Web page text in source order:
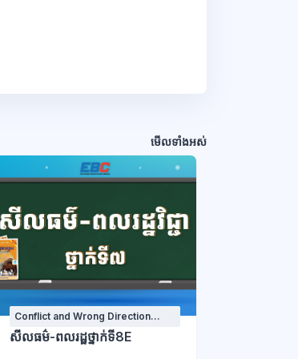
មើលទាំងអស់
Conflict and Wrong Direction
Courses
សីលធម៌-ពលរដ្ឋថ្នាក់ទី8E